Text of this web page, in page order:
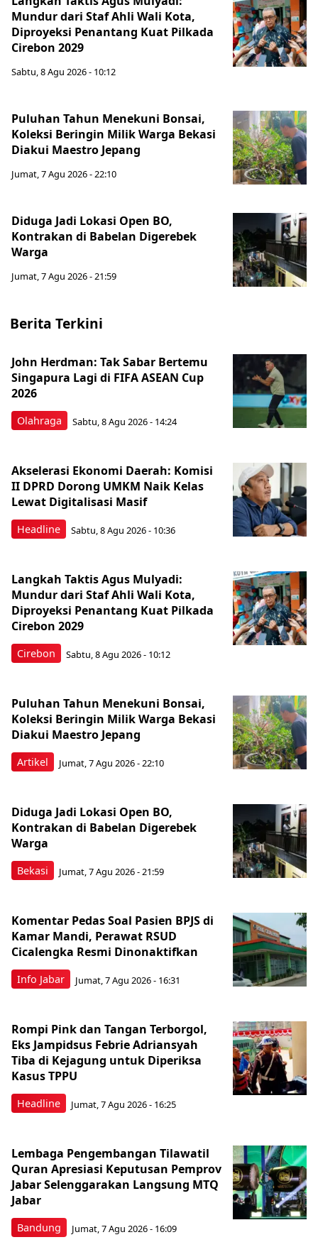
Mundur dari Staf Ahli Wali Kota,
Diproyeksi Penantang Kuat Pilkada
Cirebon 2029
Sabtu, 8 Agu 2026 - 10:12
Puluhan Tahun Menekuni Bonsai,
Koleksi Beringin Milik Warga Bekasi
Diakui Maestro Jepang
Jumat, 7 Agu 2026 - 22:10
Diduga Jadi Lokasi Open BO,
Kontrakan di Babelan Digerebek
Warga
Jumat, 7 Agu 2026 - 21:59
Berita Terkini
Olahraga
John Herdman: Tak Sabar Bertemu
Singapura Lagi di FIFA ASEAN Cup
2026
Sabtu, 8 Agu 2026 - 14:24
Headline
Akselerasi Ekonomi Daerah: Komisi
II DPRD Dorong UMKM Naik Kelas
Lewat Digitalisasi Masif
Sabtu, 8 Agu 2026 - 10:36
Cirebon
Langkah Taktis Agus Mulyadi:
Mundur dari Staf Ahli Wali Kota,
Diproyeksi Penantang Kuat Pilkada
Cirebon 2029
Sabtu, 8 Agu 2026 - 10:12
Artikel
Puluhan Tahun Menekuni Bonsai,
Koleksi Beringin Milik Warga Bekasi
Diakui Maestro Jepang
Jumat, 7 Agu 2026 - 22:10
Bekasi
Diduga Jadi Lokasi Open BO,
Kontrakan di Babelan Digerebek
Warga
Jumat, 7 Agu 2026 - 21:59
Info Jabar
Komentar Pedas Soal Pasien BPJS di
Kamar Mandi, Perawat RSUD
Cicalengka Resmi Dinonaktifkan
Jumat, 7 Agu 2026 - 16:31
Headline
Rompi Pink dan Tangan Terborgol,
Eks Jampidsus Febrie Adriansyah
Tiba di Kejagung untuk Diperiksa
Kasus TPPU
Jumat, 7 Agu 2026 - 16:25
Bandung
Lembaga Pengembangan Tilawatil
Quran Apresiasi Keputusan Pemprov
Jabar Selenggarakan Langsung MTQ
Jabar
Jumat, 7 Agu 2026 - 16:09